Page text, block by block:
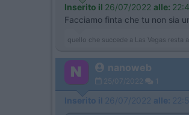
Inserito il 26/07/2022 alle:
Facciamo finta che tu non sia
quello che succede a Las Vegas resta
nanoweb
25/07/2022 1
Inserito il 26/07/2022 alle: